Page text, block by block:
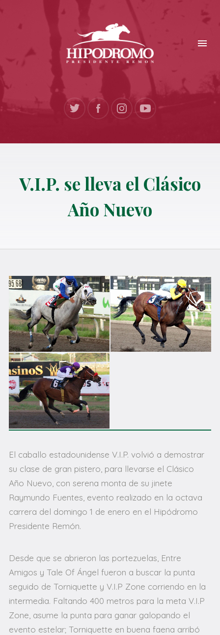
V.I.P. se lleva el Clásico
Año Nuevo
El caballo estadounidense V.I.P. volvió a demostrar
su clase de gran pistero, para llevarse el Clásico
Año Nuevo, con serena monta de su jinete
Raymundo Fuentes, evento realizado en la octava
carrera del domingo 1 de enero en el Hipódromo
Presidente Remón.
Desde que se abrieron las portezuelas, Entre
Amigos y Tale Of Ángel fueron a buscar la punta
seguido de Torniquette y V.I.P Zone corriendo en la
intermedia. Faltando 400 metros para la meta V.I.P
Zone, asume la punta para ganar galopando el
evento estelar; Torniquette en buena faena arribó